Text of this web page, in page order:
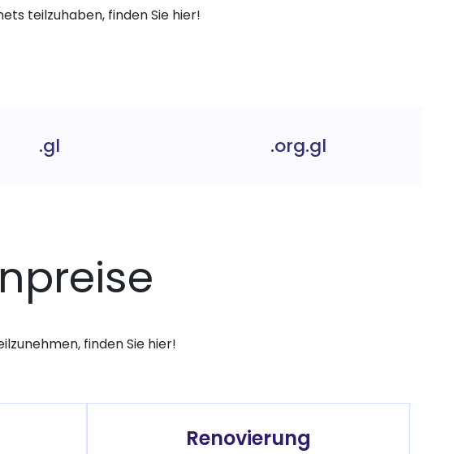
teilzuhaben, finden Sie hier!
.gl .org.gl
finden Sie hier!
Renovierung